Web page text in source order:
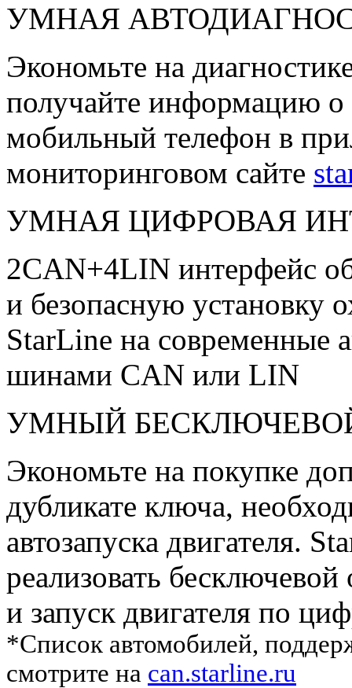
УМНАЯ
Экономьте на
получайте информацию о
мобильный телефон в
мониторинговом сайте
УМНАЯ ЦИФРОВАЯ
2CAN+4LIN интерфейс
и безопасную установку
StarLine на современные
шинами CAN или LIN
УМНЫЙ
Экономьте на покупке
дубликате ключа,
автозапуска двигателя.
реализовать
и запуск двигателя по
*Список автомобилей,
смотрите на can.starline.ru